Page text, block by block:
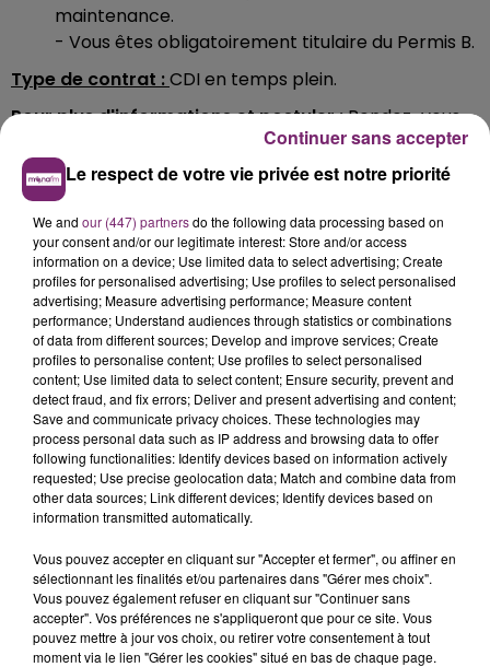
maintenance.
- Vous êtes obligatoirement titulaire du Permis B.
Type de contrat :CDI en temps plein.
Pour plus d'informations et postuler :Rendez-vous
fr.indeed.com(lien cliquable
menant directement à l'annonce)
Le respect de votre vie privée est notre priorité
We and our (447) partnersdo the following data processing based on
your consent and/or our legitimate interest: Store and/or access
information on a device; Use limited data to select advertising; Create
profiles for personalised advertising; Use profiles to select personalised
advertising; Measure advertising performance; Measure content
performance; Understand audiences through statistics or combinations
of data from different sources; Develop and improve services; Create
profiles to personalise content; Use profiles to select personalised
content; Use limited data to select content; Ensure security, prevent and
detect fraud, and fix errors; Deliver and present advertising and content;
Save and communicate privacy choices. These technologies may
process personal data such as IP address and browsing data to offer
following functionalities: Identify devices based on information actively
requested; Use precise geolocation data; Match and combine data from
other data sources; Link different devices; Identify devices based on
information transmitted automatically.
Vous pouvez accepter en cliquant sur "Accepter et fermer", ou affiner en
sélectionnant les finalités et/ou partenaires dans "Gérer mes choix".
Vous pouvez également refuser en cliquant sur "Continuer sans
accepter". Vos préférences ne s'appliqueront que pour ce site. Vous
pouvez mettre à jour vos choix, ou retirer votre consentement à tout
moment via le lien "Gérer les cookies" situé en bas de chaque page.
Continuer sans accepter